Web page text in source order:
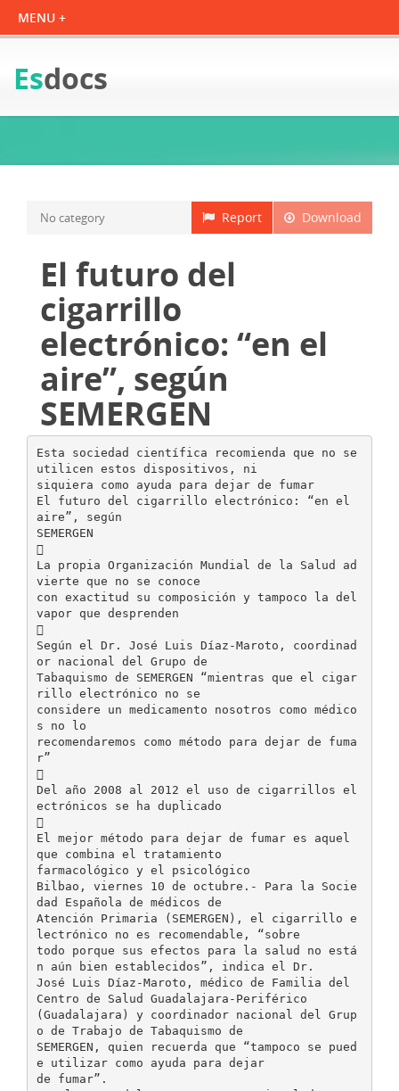
Esdocs
Download
Report
No category
El futuro del
cigarrillo
electrónico: “en el
aire”, según
SEMERGEN
Esta sociedad científica recomienda que no se
utilicen estos dispositivos, ni
siquiera como ayuda para dejar de fumar
El futuro del cigarrillo electrónico: “en el
aire”, según
SEMERGEN

La propia Organización Mundial de la Salud ad
vierte que no se conoce
con exactitud su composición y tampoco la del
vapor que desprenden

Según el Dr. José Luis Díaz-Maroto, coordinad
or nacional del Grupo de
Tabaquismo de SEMERGEN “mientras que el cigar
rillo electrónico no se
considere un medicamento nosotros como médico
s no lo
recomendaremos como método para dejar de fuma
r”

Del año 2008 al 2012 el uso de cigarrillos el
ectrónicos se ha duplicado

El mejor método para dejar de fumar es aquel
que combina el tratamiento
farmacológico y el psicológico
Bilbao, viernes 10 de octubre.- Para la Socie
dad Española de médicos de
Atención Primaria (SEMERGEN), el cigarrillo e
lectrónico no es recomendable, “sobre
todo porque sus efectos para la salud no está
n aún bien establecidos”, indica el Dr.
José Luis Díaz-Maroto, médico de Familia del
Centro de Salud Guadalajara-Periférico
(Guadalajara) y coordinador nacional del Grup
o de Trabajo de Tabaquismo de
SEMERGEN, quien recuerda que “tampoco se pued
e utilizar como ayuda para dejar
de fumar”.